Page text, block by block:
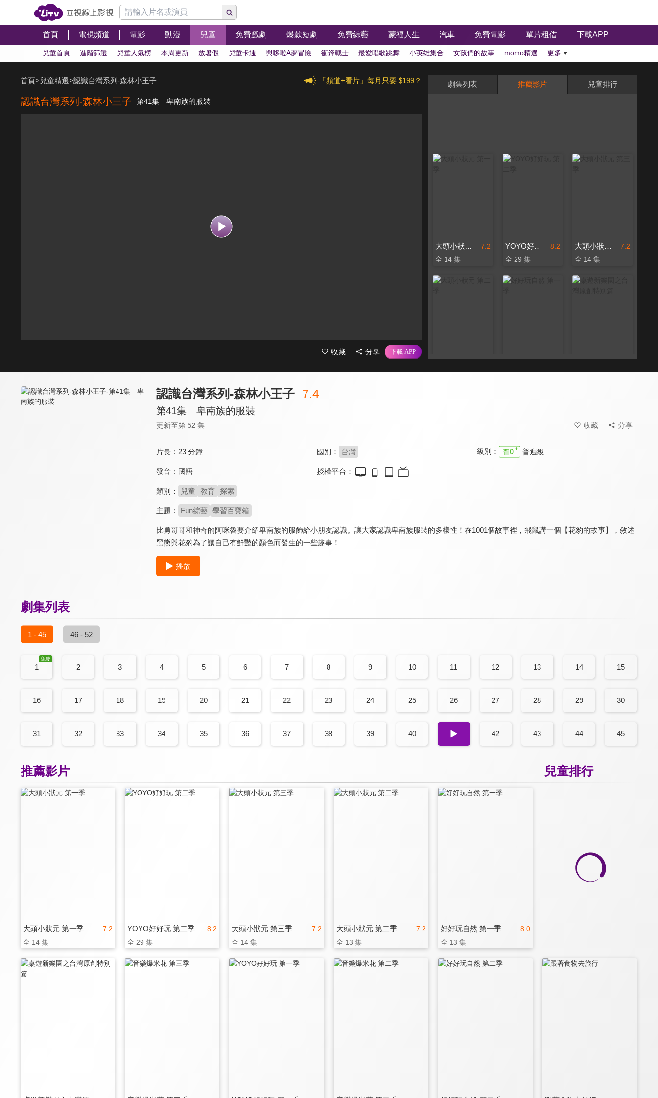
首頁 電視頻道 電影 動漫 兒童 免費戲劇 爆款短劇 免費綜藝 蒙福人生 汽車 免費電影 單片租借 下載APP
兒童首頁 進階篩選 兒童人氣榜 本周更新 放暑假 兒童卡通 與哆啦A夢冒險 衝鋒戰士 最愛唱歌跳舞 小英雄集合 女孩們的故事 momo精選 更多
「頻道+看片」每月只要 $199？
首頁>兒童精選>認識台灣系列-森林小王子
認識台灣系列-森林小王子 第41集 卑南族的服裝
收藏 分享
劇集列表 推薦影片 兒童排行
7.2
大頭小狀元 第一季
全 14 集
8.2
YOYO好好玩 第二季
全 29 集
7.2
大頭小狀元 第三季
全 14 集
認識台灣系列-森林小王子 7.4
第41集 卑南族的服裝
更新至第 52 集 收藏 分享
片長： 23 分鐘 國別： 台灣 級別： 普遍級
發音： 國語 授權平台：
類別： 兒童 教育 探索
主題： Fun綜藝 學習百寶箱
比勇哥哥和神奇的阿咪魯要介紹卑南族的服飾給小朋友認識。讓大家認識卑南族服裝的多樣性！在1001個故事裡，飛鼠講一個【花豹的故事】，敘述
黑熊與花豹為了讓自己有鮮豔的顏色而發生的一些趣事！
播放
劇集列表
1 - 45 46 - 52
1 2 3 4 5 6 7 8 9 10 11 12 13 14 15
16 17 18 19 20 21 22 23 24 25 26 27 28 29 30
31 32 33 34 35 36 37 38 39 40 41 42 43 44 45
兒童排行
推薦影片
7.2
大頭小狀元 第一季
全 14 集
8.2
YOYO好好玩 第二季
全 29 集
7.2
大頭小狀元 第三季
全 14 集
7.2
大頭小狀元 第二季
全 13 集
8.0
好好玩自然 第一季
全 13 集